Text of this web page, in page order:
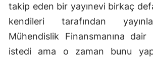
takip eden bir yayınevi birkaç
kendileri tarafından
Mühendislik Finansmanına dair
istedi ama o zaman bunu